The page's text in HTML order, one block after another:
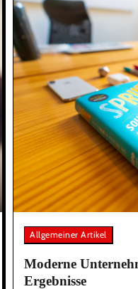
Allgemeiner Artikel
Moderne
Ergebnisse